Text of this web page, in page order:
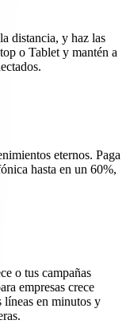
distancia, y haz las
o Tablet y mantén a
eternos. Paga
hasta en un 60%,
o tus campañas
empresas crece
en minutos y